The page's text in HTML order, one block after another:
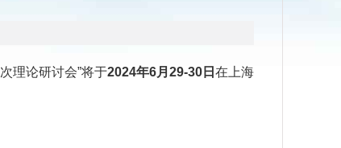
次理论研讨会”将于2024年6月29-30日 在上海